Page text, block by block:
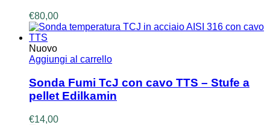
€80,00
Nuovo
Aggiungi al carrello
Sonda Fumi TcJ con cavo TTS – Stufe a
pellet Edilkamin
€14,00